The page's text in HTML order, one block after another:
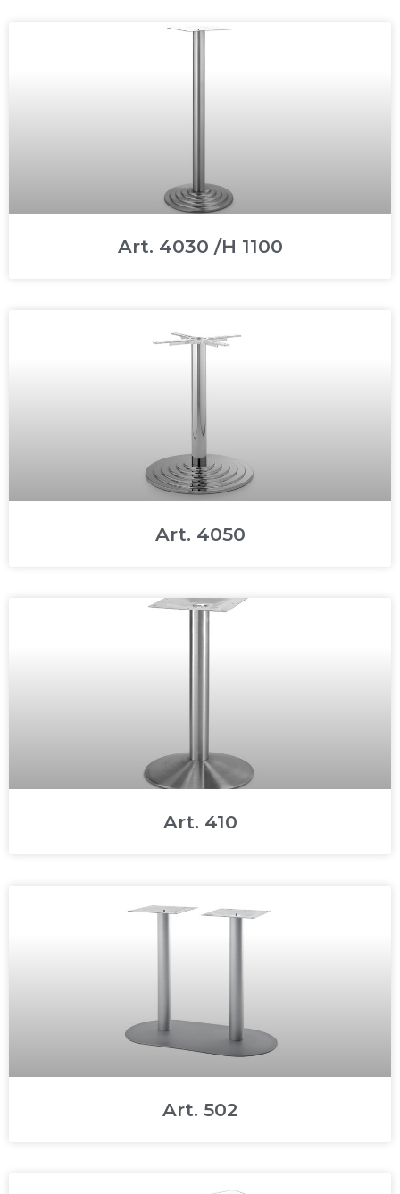
Art. 4030 /H 1100
Art. 4050
Art. 410
Art. 502